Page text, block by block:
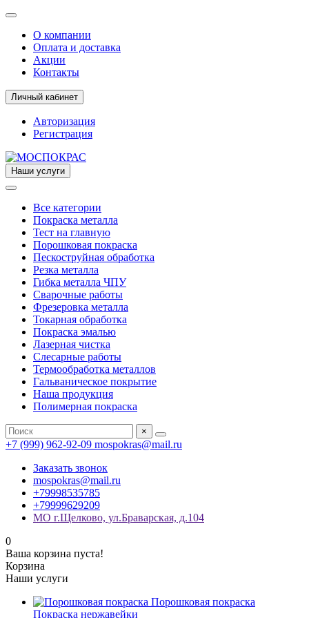
О компании
Оплата и доставка
Акции
Контакты
Личный кабинет
Авторизация
Регистрация
Наши услуги
Все категории
Покраска металла
Тест на главную
Порошковая покраска
Пескоструйная обработка
Резка металла
Гибка металла ЧПУ
Сварочные работы
Фрезеровка металла
Токарная обработка
Покраска эмалью
Лазерная чистка
Слесарные работы
Термообработка металлов
Гальваническое покрытие
Наша продукция
Полимерная покраска
×
+7 (999) 962-92-09 mospokras@mail.ru
Заказать звонок
mospokras@mail.ru
+79998535785
+79999629209
МО г.Щелково, ул.Браварская, д.104
0
Ваша корзина пуста!
Корзина
Наши услуги
Порошковая покраска
Покраска нержавейки